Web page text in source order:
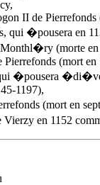
II de Pierrefonds
qui �pousera en
(morte en
(mort en
�pousera
1197),
(mort en
Vierzy en 1152